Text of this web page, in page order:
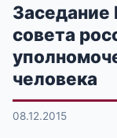
Заседание
совета
человека
08.12.2015